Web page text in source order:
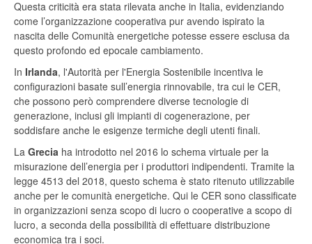
Questa criticità era stata rilevata anche in Italia, evidenziando
come l’organizzazione cooperativa pur avendo ispirato la
nascita delle Comunità energetiche potesse essere esclusa da
questo profondo ed epocale cambiamento.
In Irlanda, l'Autorità per l'Energia Sostenibile incentiva le
configurazioni basate sull’energia rinnovabile, tra cui le CER,
che possono però comprendere diverse tecnologie di
generazione, inclusi gli impianti di cogenerazione, per
soddisfare anche le esigenze termiche degli utenti finali.
La Grecia ha introdotto nel 2016 lo schema virtuale per la
misurazione dell’energia per i produttori indipendenti. Tramite la
legge 4513 del 2018, questo schema è stato ritenuto utilizzabile
anche per le comunità energetiche. Qui le CER sono classificate
in organizzazioni senza scopo di lucro o cooperative a scopo di
lucro, a seconda della possibilità di effettuare distribuzione
economica tra i soci.